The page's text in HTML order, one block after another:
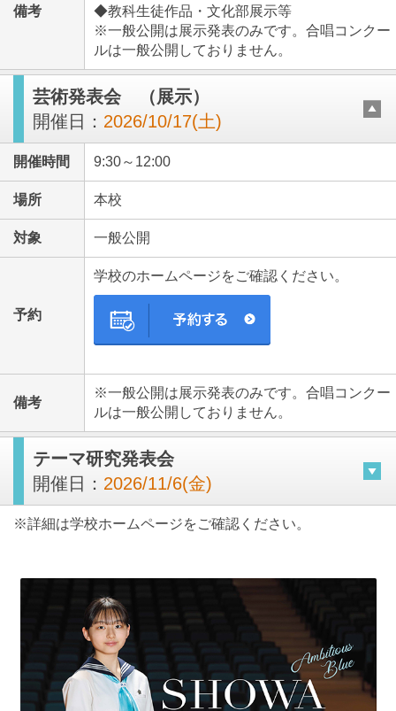
備考
◆教科生徒作品・文化部展示等
※一般公開は展示発表のみです。合唱コンクー
ルは一般公開しておりません。
芸術発表会 （展示）
開催日： 2026/10/17(土)
開催時間 9:30～12:00
場所 本校
対象 一般公開
予約
学校のホームページをご確認ください。
備考
※一般公開は展示発表のみです。合唱コンクー
ルは一般公開しておりません。
テーマ研究発表会
開催日： 2026/11/6(金)
※詳細は学校ホームページをご確認ください。